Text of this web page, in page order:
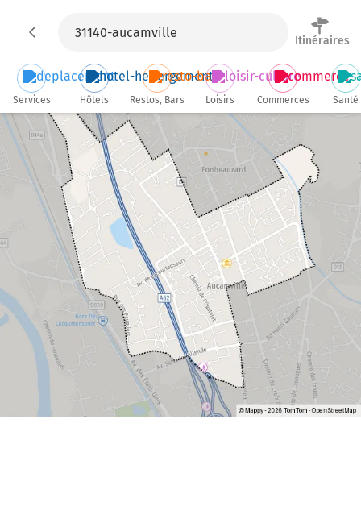
Itinéraires
Services Hôtels Restos, Bars Loisirs Commerces Santé